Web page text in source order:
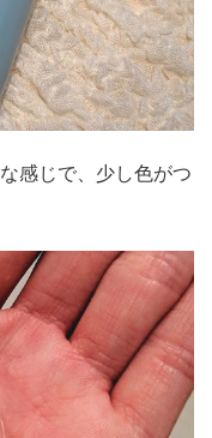
感じで、少し色がつ